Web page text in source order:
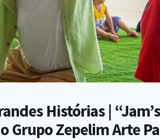
Histórias |
Grupo Zepelim Arte